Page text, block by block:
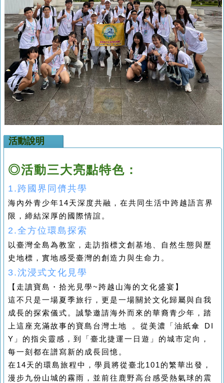
活動說明
◎活動三大亮點特色：
1. 跨國界同儕共學
海內外青少年14天深度共融，在共同生活中跨越語言界
限，締結深厚的國際情誼。
2.全方位環島探索
以臺灣全島為教室，走訪指標文創基地、自然生態與歷
史地標，實地感受臺灣的創造力與生命力。
3.沈浸式文化見學
【走讀寶島・拾光見學~跨越山海的文化盛宴】
這不只是一場夏季旅行，更是一場關於文化歸屬與自我
成長的探索儀式。誠摯邀請海外而來的華裔青少年，踏
上這座充滿故事的寶島台灣土地 。從美濃「油紙傘 DI
Y」的指尖靈感，到「臺北捷運一日遊」的城市定向，
每一刻都在譜寫新的成長回憶。
在14天的環島旅程中，學員將從臺北101的繁華出發，
漫步九份山城的霧雨，並前往鹿野高台感受熱氣球的震